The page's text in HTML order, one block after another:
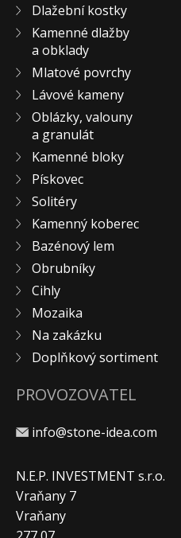
Dlažební kostky
Kamenné dlažby
a obklady
Mlatové povrchy
Lávové kameny
Oblázky, valouny
a granulát
Kamenné bloky
Pískovec
Solitéry
Kamenný koberec
Bazénový lem
Obrubníky
Cihly
Mozaika
Na zakázku
Doplňkový sortiment
PROVOZOVATEL
info@stone-idea.com
N.E.P. INVESTMENT s.r.o.
Vraňany 7
Vraňany